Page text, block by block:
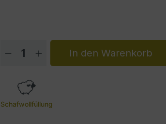
Produkt Anzahl: Gib den
In den Warenkorb
Schafwollfüllung